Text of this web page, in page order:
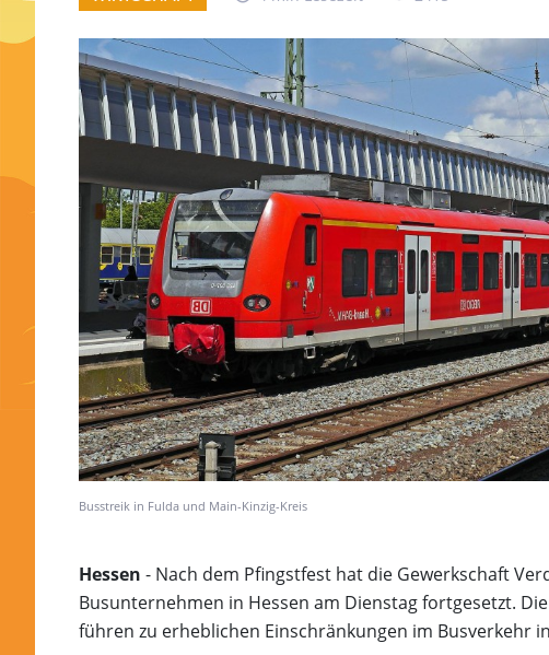
Busstreik in Fulda und Main-Kinzig-Kreis
Hessen - Nach dem Pfingstfest hat die Gewerkschaft
Busunternehmen in Hessen am Dienstag fortgesetzt.
führen zu erheblichen Einschränkungen im Busverkehr